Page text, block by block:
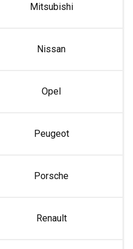
Mitsubishi
Nissan
Opel
Peugeot
Porsche
Renault